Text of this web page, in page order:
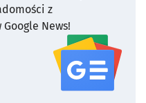
z
News!
serwisu